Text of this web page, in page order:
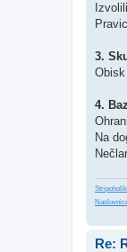
3.
4.
Na
Re: